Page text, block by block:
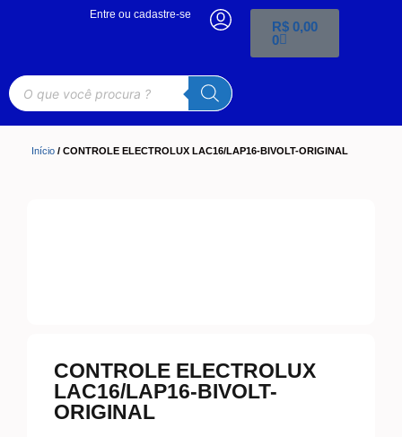
R$0,00
0
Entre ou cadastre-se
Início / CONTROLE ELECTROLUX LAC16/LAP16-BIVOLT-ORIGINAL
CONTROLE ELECTROLUX
LAC16/LAP16-BIVOLT-
ORIGINAL